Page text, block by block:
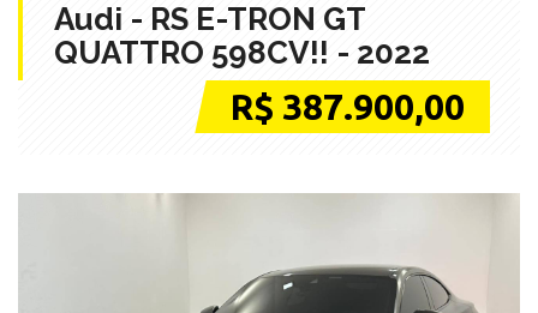
Audi - RS E-TRON GT
QUATTRO 598CV!! - 2022
R$ 387.900,00